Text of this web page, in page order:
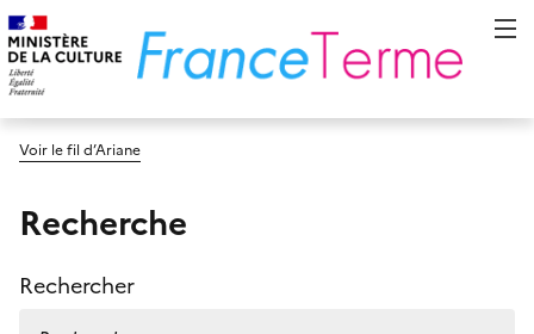
Voir le fil d’Ariane
Recherche
Rechercher